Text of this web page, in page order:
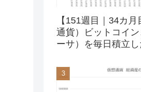
【151週目｜34カ
通貨）ビットコイ
ーサ）を毎日積立